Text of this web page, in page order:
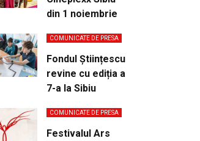
din 1 noiembrie
COMUNICATE DE PRESA
Fondul Științescu
revine cu ediția a
7-a la Sibiu
COMUNICATE DE PRESA
Festivalul Ars